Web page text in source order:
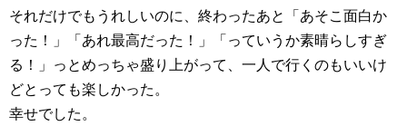
それだけでもうれしいのに、終わったあと「あそこ面白か
った！」「あれ最高だった！」「っていうか素晴らしすぎ
る！」っとめっちゃ盛り上がって、一人で行くのもいいけ
どとっても楽しかった。
幸せでした。